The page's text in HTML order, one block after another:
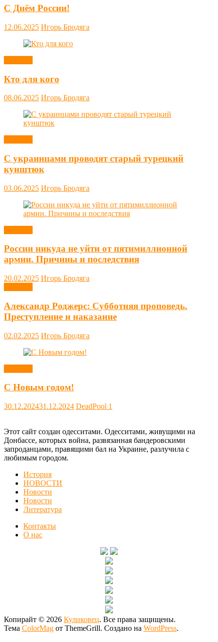
С Днём России!
12.06.2025 Игорь Бродяга
Кто для кого
08.06.2025 Игорь Бродяга
С украинцами проводят старый турецкий
кунштюк
03.06.2025 Игорь Бродяга
России никуда не уйти от пятимиллионной
армии. Причины и последствия
20.02.2025 Игорь Бродяга
Александр Роджерс: Субботняя проповедь.
Преступление и наказание
02.02.2025 Игорь Бродяга
С Новым годом!
30.12.202431.12.2024 DeadPool 1
Этот сайт создан одесситами. Одесситами, живущими на
Донбассе, которых война, развязанная бандеровскими
запроданцами, правящими бал на Украине, разлучила с
любимым городом.
История
НОВОСТИ
Новости
Новости
Литература
Контакты
О нас
Копирайт © 2026 Куликовец. Все права защищены.
Тема ColorMag от ThemeGrill. Создано на WordPress.